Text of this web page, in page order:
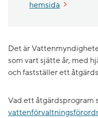
hemsida
Det är
som vart sjätte år, med
och fastställer ett
Vad ett åtgärdsprogram